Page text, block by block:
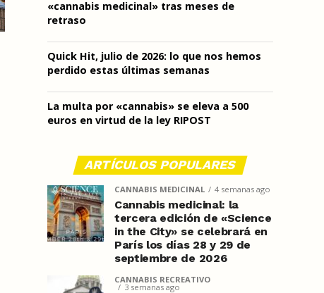
«cannabis medicinal» tras meses de
retraso
Quick Hit, julio de 2026: lo que nos hemos
perdido estas últimas semanas
La multa por «cannabis» se eleva a 500
euros en virtud de la ley RIPOST
ARTÍCULOS POPULARES
CANNABIS MEDICINAL 4 semanas ago
Cannabis medicinal: la
tercera edición de «Science
in the City» se celebrará en
París los días 28 y 29 de
septiembre de 2026
CANNABIS RECREATIVO
3 semanas ago